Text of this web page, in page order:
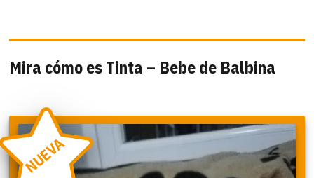
Mira cómo es Tinta – Bebe de Balbina
NUEVA